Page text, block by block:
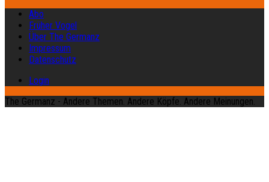
Abo
Früher Vogel
Über The Germanz
Impressum
Datenschutz
Login
The Germanz - Andere Themen. Andere Köpfe. Andere Meinungen.